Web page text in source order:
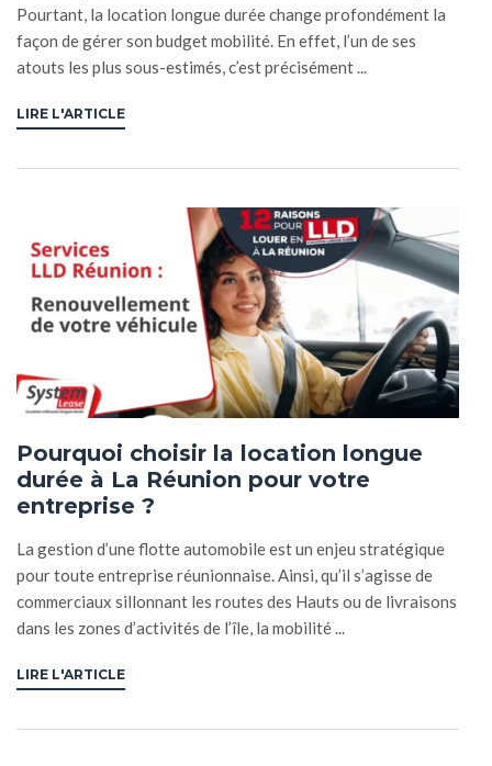
Pourtant, la location longue durée change profondément la
façon de gérer son budget mobilité. En effet, l’un de ses
atouts les plus sous-estimés, c’est précisément ...
LIRE L'ARTICLE
Pourquoi choisir la location longue
durée à La Réunion pour votre
entreprise ?
La gestion d’une flotte automobile est un enjeu stratégique
pour toute entreprise réunionnaise. Ainsi, qu’il s’agisse de
commerciaux sillonnant les routes des Hauts ou de livraisons
dans les zones d’activités de l’île, la mobilité ...
LIRE L'ARTICLE